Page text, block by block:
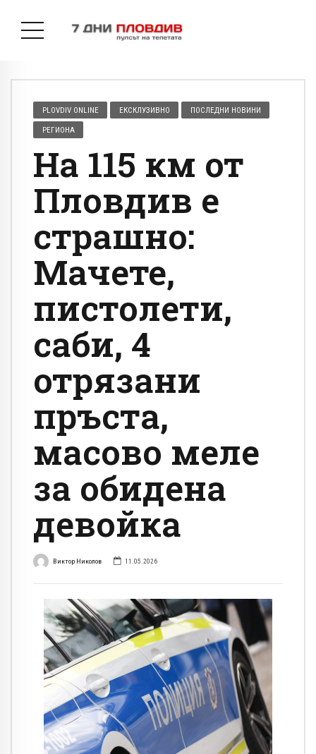
PLOVDIV ONLINE ЕКСКЛУЗИВНО ПОСЛЕДНИ НОВИНИ
РЕГИОНА
На 115 км от
Пловдив е
страшно:
Мачете,
пистолети,
саби, 4
отрязани
пръста,
масово меле
за обидена
девойка
Виктор Николов 11.05.2026